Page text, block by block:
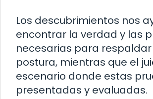
Los descubrimientos nos
encontrar la verdad y las
necesarias para respaldar
postura, mientras que el
escenario donde estas
presentadas y evaluadas.